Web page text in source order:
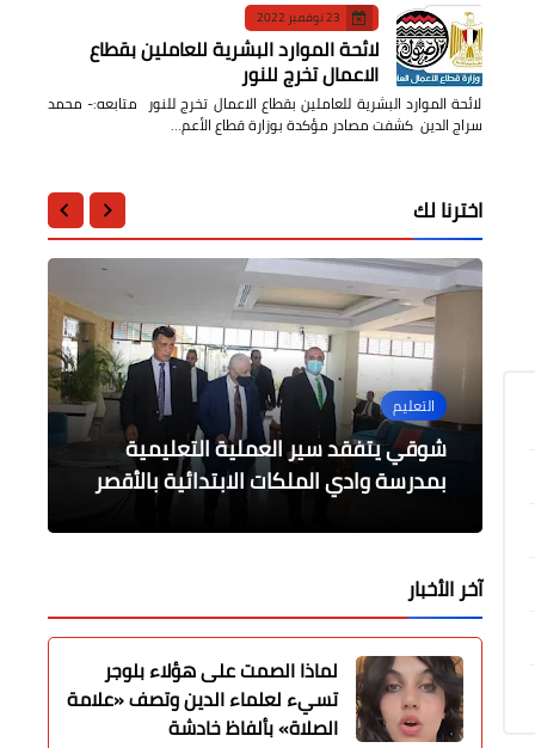
23 نوفمبر 2022
لائحة الموارد البشرية للعاملين بقطاع
الاعمال تخرج للنور
لائحة الموارد البشرية للعاملين بقطاع الاعمال تخرج للنور متابعه:- محمد
سراج الدين كشفت مصادر مؤكدة بوزارة قطاع الأعم…
اخترنا لك
محافظات
محافظ كفر الشيخ : رفع 2020طن مخلفات
وحملات نظافة مكثفة بالمراكز والمدن
أخبار مصر
افتتاح مقر المديرية المالية بالقليوبية
التعليم
شوقي يتفقد سير العملية التعليمية
بمدرسة وادي الملكات الابتدائية بالأقصر
عاجل
عاجل / فضية جديدة لمصر في الوثب
محافظات
الجيزة / اصلاح ماسورة مياه بشارع جمال
الدين الافغاني بالهرم
آخر الأخبار
لماذا الصمت على هؤلاء بلوجر
تسيء لعلماء الدين وتصف «علامة
الصلاة» بألفاظ خادشة